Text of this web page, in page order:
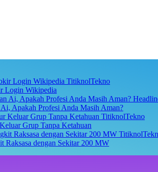
TitiknolTekno
Login Wikipedia
Apakah Profesi Anda Masih Aman?
TitiknolTekno
Grup Tanpa Ketahuan
Raksasa dengan Sekitar 200 MW